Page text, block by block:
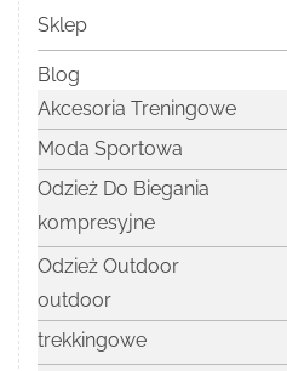
Sklep
Blog
Akcesoria Treningowe
Moda Sportowa
Odzież Do Biegania
kompresyjne
Odzież Outdoor
outdoor
trekkingowe